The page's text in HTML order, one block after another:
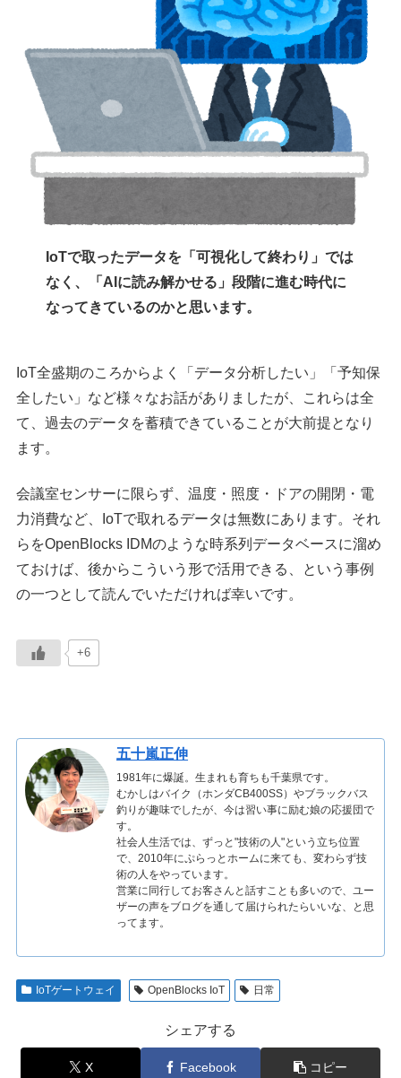
IoTで取ったデータを「可視化して終わり」では
なく、「AIに読み解かせる」段階に進む時代に
なってきているのかと思います。
IoT全盛期のころからよく「データ分析したい」「予知保
全したい」など様々なお話がありましたが、これらは全
て、過去のデータを蓄積できていることが大前提となり
ます。
会議室センサーに限らず、温度・照度・ドアの開閉・電
力消費など、IoTで取れるデータは無数にあります。それ
らをOpenBlocks IDMのような時系列データベースに溜め
ておけば、後からこういう形で活用できる、という事例
の一つとして読んでいただければ幸いです。
+6
五十嵐正伸
1981年に爆誕。生まれも育ちも千葉県です。
むかしはバイク（ホンダCB400SS）やブラックバス
釣りが趣味でしたが、今は習い事に励む娘の応援団で
す。
社会人生活では、ずっと"技術の人"という立ち位置
で、2010年にぷらっとホームに来ても、変わらず技
術の人をやっています。
営業に同行してお客さんと話すことも多いので、ユー
ザーの声をブログを通して届けられたらいいな、と思
ってます。
IoTゲートウェイ OpenBlocks IoT 日常
シェアする
X Facebook コピー